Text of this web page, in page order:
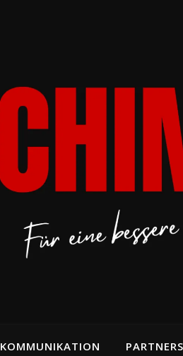
KOMMUNIKATION